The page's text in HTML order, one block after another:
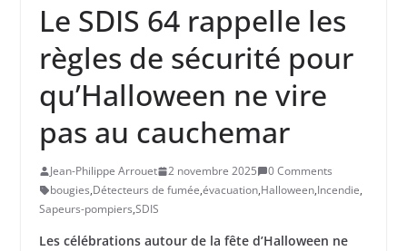
Le SDIS 64 rappelle les
règles de sécurité pour
qu’Halloween ne vire
pas au cauchemar
Jean-Philippe Arrouet 2 novembre 2025
0 Comments
bougies,Détecteurs de fumée,évacuation,Halloween,Incendie,
Sapeurs-pompiers,SDIS
Les célébrations autour de la fête d’Halloween ne